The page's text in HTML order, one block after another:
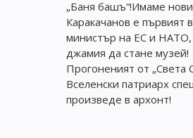
„Баня башъ“!Имаме
Каракачанов е първият
министър на ЕС и
джамия да стане музей!
Прогоненият от „Света
Вселенски патриарх
произведе в архонт!